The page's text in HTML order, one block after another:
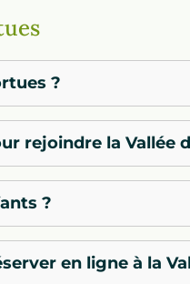
?
rejoindre la Vallée
?
en ligne à la